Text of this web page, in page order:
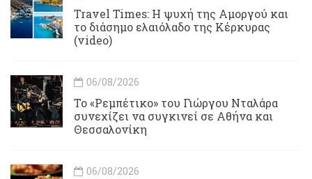
Travel Times: H ψυχή της Αμοργού και
το διάσημο ελαιόλαδο της Κέρκυρας
(video)
06/08/2026
Το «Ρεμπέτικο» του Γιώργου Νταλάρα
συνεχίζει να συγκινεί σε Αθήνα και
Θεσσαλονίκη
06/08/2026